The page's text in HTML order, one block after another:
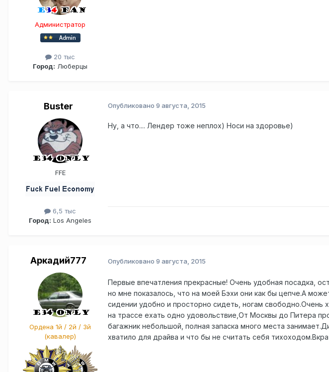
Администратор
20 тыс
Город: Люберцы
Buster
FFE
6,5 тыс
Город: Los Angeles
Опубликовано 9 августа, 2015
Ну, а что.... Лендер тоже неплох) Носи на здоровье)
Аркадий777
Ордена 1й / 2й / 3й
(кавалер)
Опубликовано 9 августа, 2015
Первые впечатления прекрасные! Очень удобная посадка,
но мне показалось, что на моей Бэхи они как бы цепче.А
сидении удобно и просторно сидеть, ногам свободно.Очень
на трассе ехать одно удовольствие,От Москвы до Питера
багажник небольшой, полная запаска много места
хватило для драйва и что бы не считать себя